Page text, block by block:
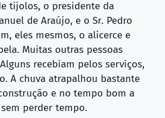
tijolos, o presidente da
de Araújo, e o Sr. Pedro
eles mesmos, o alicerce e
Muitas outras pessoas
recebiam pelos serviços,
A chuva atrapalhou bastante
e no tempo bom a
perder tempo.